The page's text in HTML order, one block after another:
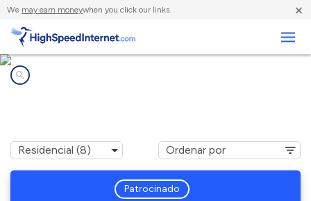
We may earn moneywhen you click our links. ×
Patrocinado